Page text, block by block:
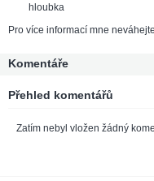
hloubka
Pro více informací mne
Komentáře
Přehled komentářů
Zatím nebyl vložen žádný